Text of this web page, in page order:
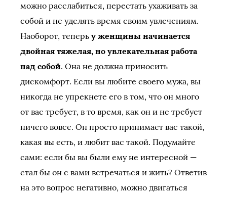
можно расслабиться, перестать ухаживать за
собой и не уделять время своим увлечениям.
Наоборот, теперь у женщины начинается
двойная тяжелая, но увлекательная работа
над собой. Она не должна приносить
дискомфорт. Если вы любите своего мужа, вы
никогда не упрекнете его в том, что он много
от вас требует, в то время, как он и не требует
ничего вовсе. Он просто принимает вас такой,
какая вы есть, и любит вас такой. Подумайте
сами: если бы вы были ему не интересной —
стал бы он с вами встречаться и жить? Ответив
на это вопрос негативно, можно двигаться